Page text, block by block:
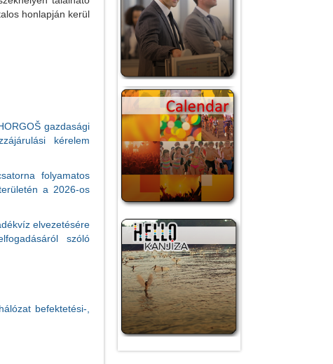
honlapján kerül
gazdasági
kérelem
folyamatos
a 2026-os
elvezetésére
szóló
befektetési-,